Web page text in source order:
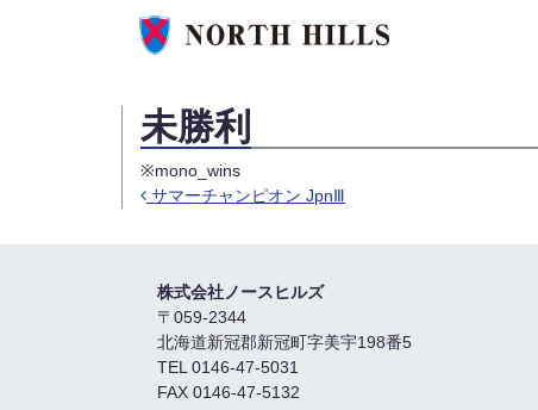
未勝利
※mono_wins
サマーチャンピオン JpnⅢ
株式会社ノースヒルズ
〒059-2344
北海道新冠郡新冠町字美宇198番5
TEL 0146-47-5031
FAX 0146-47-5132